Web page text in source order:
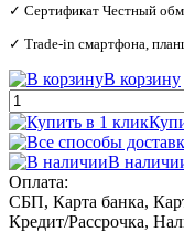
✓ Сертификат Честный
✓ Trade‑in смартфона,
В корзину
В
Оплата:
СБП, Карта банка,
Кредит/Рассрочка,